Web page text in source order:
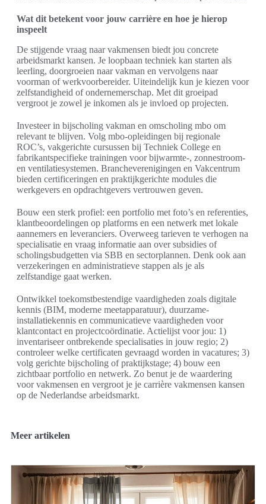
Wat dit betekent voor jouw carrière en hoe je hierop
inspeelt
De stijgende vraag naar vakmensen biedt jou concrete
arbeidsmarkt kansen. Je loopbaan techniek kan starten als
leerling, doorgroeien naar vakman en vervolgens naar
voorman of werkvoorbereider. Uiteindelijk kun je kiezen voor
zelfstandigheid of ondernemerschap. Met dit groeipad
vergroot je zowel je inkomen als je invloed op projecten.
Investeer in bijscholing vakman en omscholing mbo om
relevant te blijven. Volg mbo-opleidingen bij regionale
ROC’s, vakgerichte cursussen bij Techniek College en
fabrikantspecifieke trainingen voor bijwarmte-, zonnestroom-
en ventilatiesystemen. Brancheverenigingen en Vakcentrum
bieden certificeringen en praktijkgerichte modules die
werkgevers en opdrachtgevers vertrouwen geven.
Bouw een sterk profiel: een portfolio met foto’s en referenties,
klantbeoordelingen op platforms en een netwerk met lokale
aannemers en leveranciers. Overweeg tarieven te verhogen na
specialisatie en vraag informatie aan over subsidies of
scholingsbudgetten via SBB en sectorplannen. Denk ook aan
verzekeringen en administratieve stappen als je als
zelfstandige gaat werken.
Ontwikkel toekomstbestendige vaardigheden zoals digitale
kennis (BIM, moderne meetapparatuur), duurzame-
installatiekennis en communicatieve vaardigheden voor
klantcontact en projectcoördinatie. Actielijst voor jou: 1)
inventariseer ontbrekende specialisaties in jouw regio; 2)
controleer welke certificaten gevraagd worden in vacatures; 3)
volg gerichte bijscholing of praktijkstage; 4) bouw een
zichtbaar portfolio en netwerk. Zo benut je de waardering
voor vakmensen en vergroot je je carrière vakmensen kansen
op de Nederlandse arbeidsmarkt.
Meer artikelen